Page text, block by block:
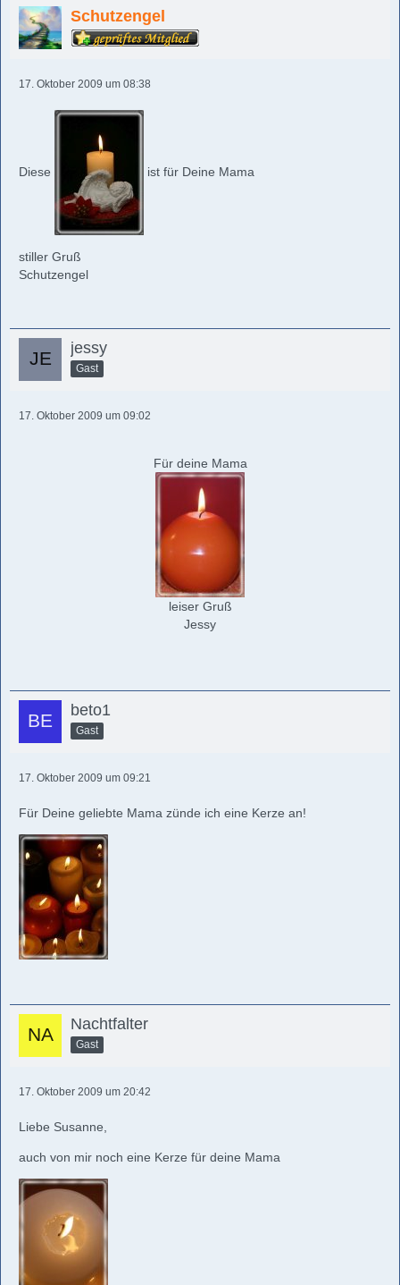
Schutzengel
17. Oktober 2009 um 08:38
Diese ist für Deine Mama
stiller Gruß
Schutzengel
jessy
Gast
17. Oktober 2009 um 09:02
Für deine Mama
leiser Gruß
Jessy
beto1
Gast
17. Oktober 2009 um 09:21
Für Deine geliebte Mama zünde ich eine Kerze an!
Nachtfalter
Gast
17. Oktober 2009 um 20:42
Liebe Susanne,
auch von mir noch eine Kerze für deine Mama